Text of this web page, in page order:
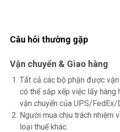
Câu hỏi thường gặp
Vận chuyển & Giao hàng
Tất cả các bộ phận được
có thể sắp xếp việc lấy
vận chuyển của UPS/FedEx/
Người mua chịu trách nhiệm
loại thuế khác.